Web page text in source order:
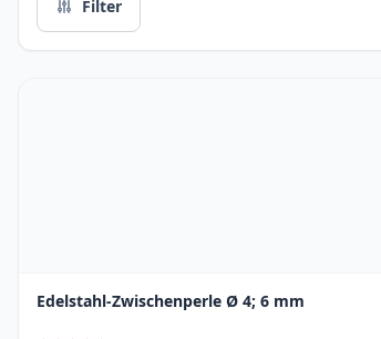
Filter
Edelstahl-Zwischenperle Ø 4; 6 mm